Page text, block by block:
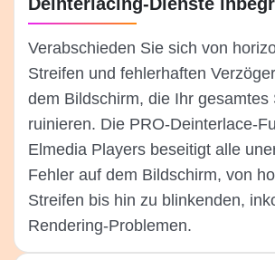
Verabschieden Sie sich von
Streifen und fehlerhaften
dem Bildschirm, die Ihr gesamtes
ruinieren. Die PRO-Deinterlace-
Elmedia Players beseitigt alle
Fehler auf dem Bildschirm, von
Streifen bis hin zu blinkenden,
Rendering-Problemen.